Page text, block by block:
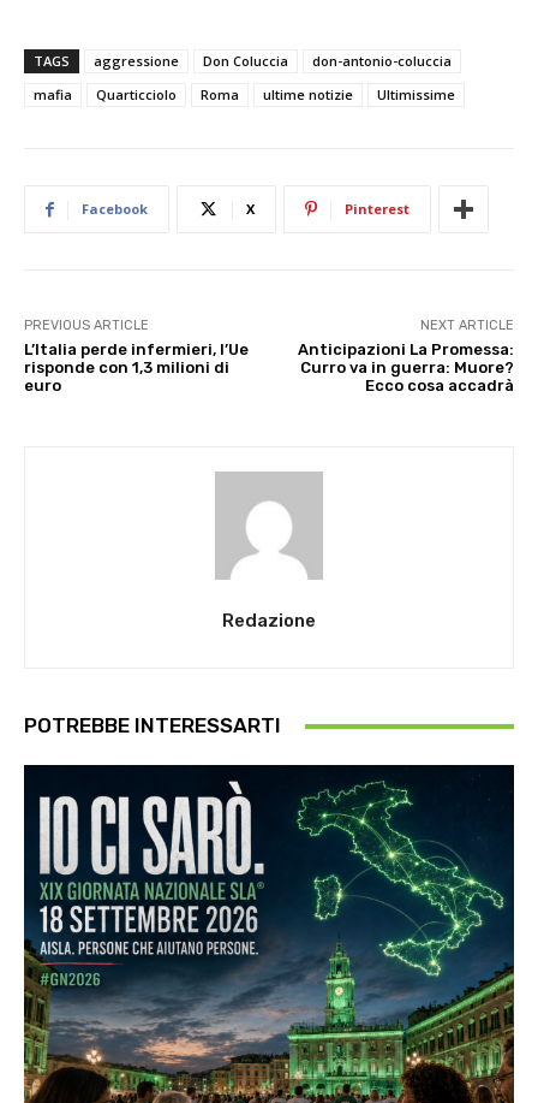
TAGS aggressione Don Coluccia
don-antonio-coluccia
mafia
Quarticciolo Roma ultime notizie Ultimissime
Facebook X Pinterest
PREVIOUS ARTICLE
L’Italia perde infermieri, l’Ue
risponde con 1,3 milioni di
euro
NEXT ARTICLE
Anticipazioni La Promessa:
Curro va in guerra: Muore?
Ecco cosa accadrà
Redazione
POTREBBE INTERESSARTI